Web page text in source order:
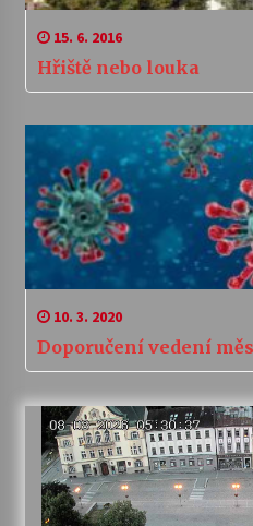
15. 6. 2016
Hřiště nebo louka
10. 3. 2020
Doporučení vedení